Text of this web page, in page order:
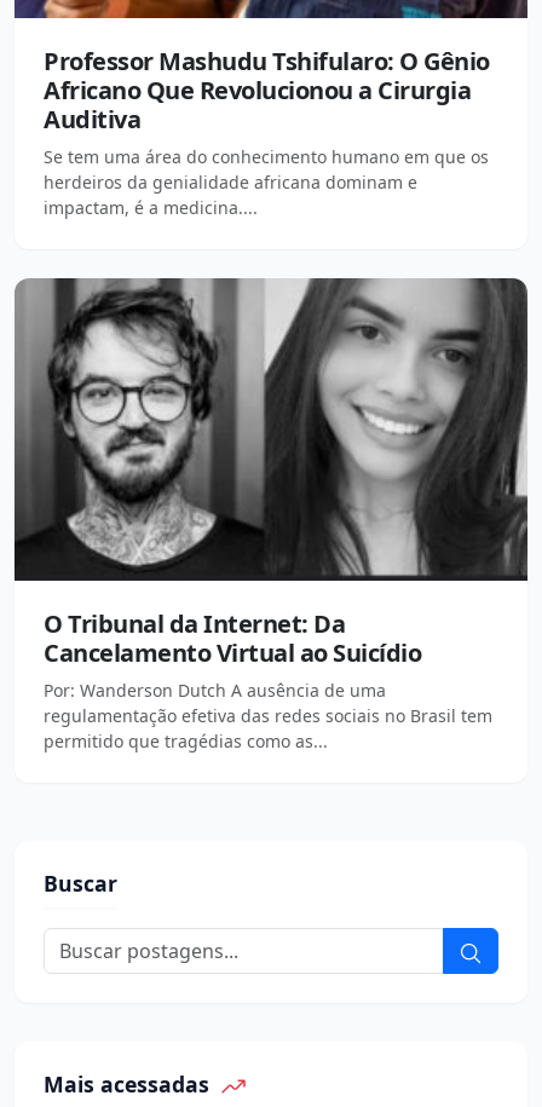
Professor Mashudu Tshifularo: O Gênio
Africano Que Revolucionou a Cirurgia
Auditiva
Se tem uma área do conhecimento humano em que os
herdeiros da genialidade africana dominam e
impactam, é a medicina....
O Tribunal da Internet: Da
Cancelamento Virtual ao Suicídio
Por: Wanderson Dutch A ausência de uma
regulamentação efetiva das redes sociais no Brasil tem
permitido que tragédias como as...
Buscar
Mais acessadas